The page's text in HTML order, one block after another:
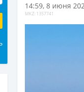
14:59, 8 июня
MKZ: 1357741